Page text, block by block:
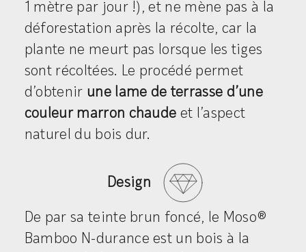
1 mètre par jour !), et ne mène pas à la
déforestation après la récolte, car la
plante ne meurt pas lorsque les tiges
sont récoltées. Le procédé permet
d’obtenir une lame de terrasse d’une
couleur marron chaude et l’aspect
naturel du bois dur.
Design
De par sa teinte brun foncé, le Moso®
Bamboo N-durance est un bois à la